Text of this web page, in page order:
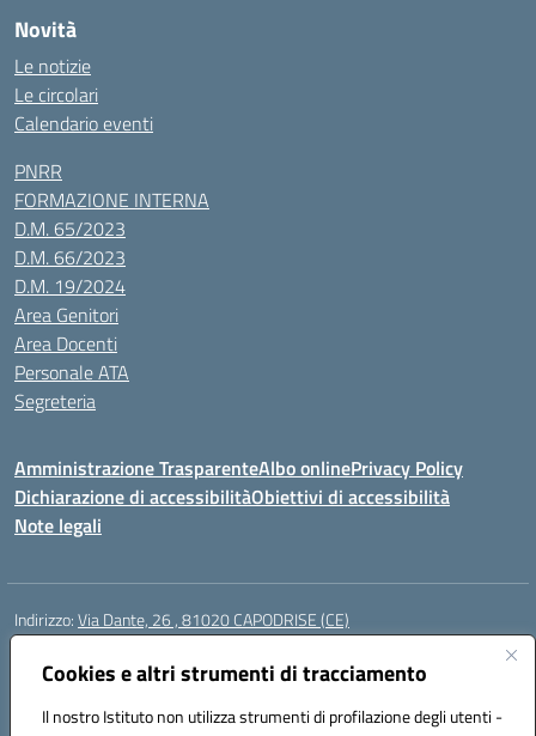
Cookies e altri strumenti di tracciamento
Il nostro Istituto non utilizza strumenti di profilazione degli utenti -
Novità
Le notizie
Le circolari
Calendario eventi
PNRR
FORMAZIONE INTERNA
D.M. 65/2023
D.M. 66/2023
D.M. 19/2024
Area Genitori
Area Docenti
Personale ATA
Segreteria
Amministrazione TrasparenteAlbo onlinePrivacy Policy
Dichiarazione di accessibilitàObiettivi di accessibilità
Note legali
Indirizzo:Via Dante, 26 , 81020 CAPODRISE (CE)
Centralino:
Posta elettronica certificata (PEC):CEIC83000V@pec.istruzione.it
Codice fiscale: 80103200616